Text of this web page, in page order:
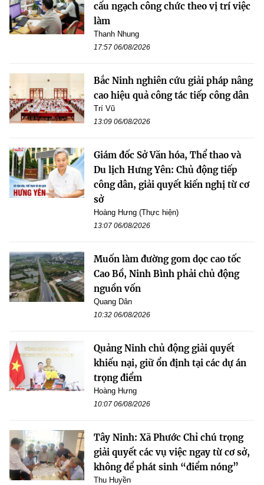
cấu ngạch công chức theo vị trí việc
làm
Thanh Nhung
17:57 06/08/2026
Bắc Ninh nghiên cứu giải pháp nâng
cao hiệu quả công tác tiếp công dân
Trí Vũ
13:09 06/08/2026
Giám đốc Sở Văn hóa, Thể thao và
Du lịch Hưng Yên: Chủ động tiếp
công dân, giải quyết kiến nghị từ cơ
sở
Hoàng Hưng (Thực hiện)
13:07 06/08/2026
Muốn làm đường gom dọc cao tốc
Cao Bồ, Ninh Bình phải chủ động
nguồn vốn
Quang Dân
10:32 06/08/2026
Quảng Ninh chủ động giải quyết
khiếu nại, giữ ổn định tại các dự án
trọng điểm
Hoàng Hưng
10:07 06/08/2026
Tây Ninh: Xã Phước Chỉ chú trọng
giải quyết các vụ việc ngay từ cơ sở,
không để phát sinh “điểm nóng”
Thu Huyền